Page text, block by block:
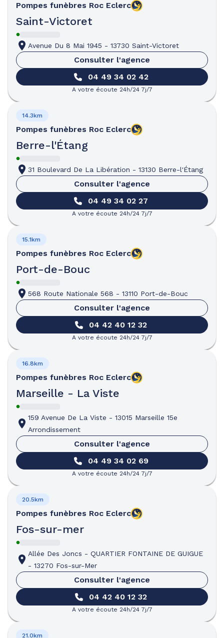
Pompes funèbres Roc Eclerc
Saint-Victoret
Avenue Du 8 Mai 1945 - 13730 Saint-Victoret
Consulter l'agence
04 49 34 02 42
A votre écoute 24h/24 7j/7
Pompes funèbres Roc Eclerc
Berre-l'Étang
14.3km
31 Boulevard De La Libération - 13130 Berre-l'Étang
Consulter l'agence
04 49 34 02 27
A votre écoute 24h/24 7j/7
Pompes funèbres Roc Eclerc
Port-de-Bouc
15.1km
568 Route Nationale 568 - 13110 Port-de-Bouc
Consulter l'agence
04 42 40 12 32
A votre écoute 24h/24 7j/7
Pompes funèbres Roc Eclerc
Marseille - La Viste
16.8km
159 Avenue De La Viste - 13015 Marseille 15e
Arrondissement
Consulter l'agence
04 49 34 02 69
A votre écoute 24h/24 7j/7
Pompes funèbres Roc Eclerc
Fos-sur-mer
20.5km
Allée Des Joncs - QUARTIER FONTAINE DE GUIGUE
- 13270 Fos-sur-Mer
Consulter l'agence
04 42 40 12 32
A votre écoute 24h/24 7j/7
21.0km